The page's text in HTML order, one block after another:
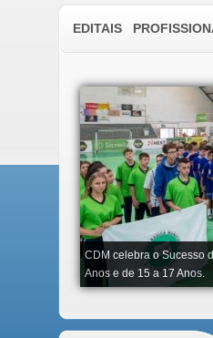
EDITAIS
CDM celebra o Sucesso
Anos e de 15 a 17 Anos.